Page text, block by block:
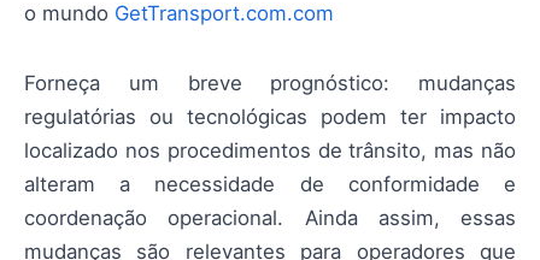
o mundo GetTransport.com.com
Forneça um breve prognóstico: mudanças
regulatórias ou tecnológicas podem ter impacto
localizado nos procedimentos de trânsito, mas não
alteram a necessidade de conformidade e
coordenação operacional. Ainda assim, essas
mudanças são relevantes para operadores que